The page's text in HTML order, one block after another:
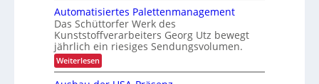
K
Iü
r
R
e
c
o
n
o
m
i
e
r
b
e
i
t
Automatisiertes Palettenmanagement
Das Schüttorfer Werk des
Kunststoffverarbeiters Georg Utz bewegt
jährlich ein riesiges Sendungsvolumen.
Weiterlesen:
A